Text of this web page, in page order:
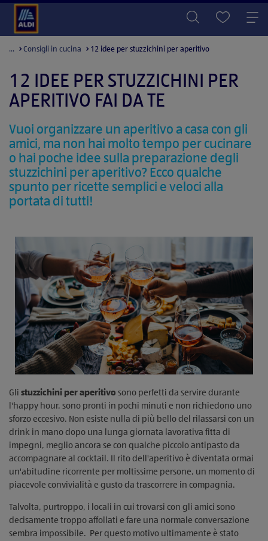
... Consigli in cucina 12 idee per stuzzichini per aperitivo
12 IDEE PER STUZZICHINI PER
APERITIVO FAI DA TE
Vuoi organizzare un aperitivo a casa con gli
amici, ma non hai molto tempo per cucinare
o hai poche idee sulla preparazione degli
stuzzichini per aperitivo? Ecco qualche
spunto per ricette semplici e veloci alla
portata di tutti!
Gli stuzzichini per aperitivo sono perfetti da servire durante
l'happy hour, sono pronti in pochi minuti e non richiedono uno
sforzo eccesivo. Non esiste nulla di più bello del rilassarsi con un
drink in mano dopo una lunga giornata lavorativa fitta di
impegni, meglio ancora se con qualche piccolo antipasto da
accompagnare al cocktail. Il rito dell'aperitivo è diventata ormai
un'abitudine ricorrente per moltissime persone, un momento di
piacevole convivialità e gusto da trascorrere in compagnia.
Talvolta, purtroppo, i locali in cui trovarsi con gli amici sono
decisamente troppo affollati e fare una normale conversazione
sembra impossibile. Per questo motivo ultimamente è stato